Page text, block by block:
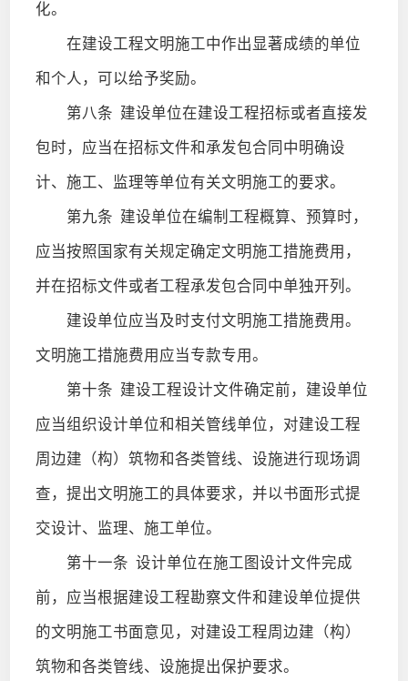
化。
在建设工程文明施工中作出显著成绩的单位
和个人，可以给予奖励。
第八条 建设单位在建设工程招标或者直接发
包时，应当在招标文件和承发包合同中明确设
计、施工、监理等单位有关文明施工的要求。
第九条 建设单位在编制工程概算、预算时，
应当按照国家有关规定确定文明施工措施费用，
并在招标文件或者工程承发包合同中单独开列。
建设单位应当及时支付文明施工措施费用。
文明施工措施费用应当专款专用。
第十条 建设工程设计文件确定前，建设单位
应当组织设计单位和相关管线单位，对建设工程
周边建（构）筑物和各类管线、设施进行现场调
查，提出文明施工的具体要求，并以书面形式提
交设计、监理、施工单位。
第十一条 设计单位在施工图设计文件完成
前，应当根据建设工程勘察文件和建设单位提供
的文明施工书面意见，对建设工程周边建（构）
筑物和各类管线、设施提出保护要求。